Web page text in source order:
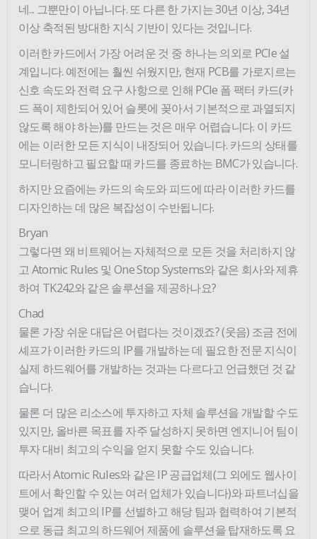
네... 그뿐만이 아닙니다. 또 다른 한 가지는 30년 이상, 34년
이상 축적된 방대한 지식 기반이 있다는 것입니다.
이러한 카드에서 가장 어려운 것 중 하나는 의외로 PCIe 설
계입니다. 예전에는 훨씬 쉬웠지만, 현재 PCB를 가로지르는
신호 속도와 전력 요구 사항으로 인해 PCIe 폼 팩터 카드(카
드 폭이 제한되어 있어 슬롯에 꽂아서 기본적으로 과열되지
않도록 해야 하는)를 만드는 것은 매우 어렵습니다. 이 카드
에는 이러한 모든 지식이 내장되어 있습니다. 카드의 상태를
모니터링하고 필요할 때 카드를 종료하는 BMC가 있습니다.
하지만 요즘에는 카드의 속도와 피드에 따라 이러한 카드를
디자인하는 데 많은 복잡성이 수반됩니다.
Bryan
그렇다면 왜 비트웨어는 자체적으로 모든 것을 처리하지 않
고 Atomic Rules 및 One Stop Systems와 같은 회사와 제휴
하여 TK242와 같은 솔루션을 제공하나요?
Chad
물론 가장 쉬운 대답은 어렵다는 것이겠죠? (웃음) 조금 전에
셰프가 이러한 카드의 IP를 개발하는 데 필요한 전문 지식이
실제 하드웨어를 개발하는 것과는 다르다고 언급했던 것 같
습니다.
물론 더 많은 리소스에 투자하고 자체 솔루션을 개발할 수도
있지만, 올바른 목표를 자주 달성하지 못하면 엔지니어 팀이
투자 대비 최고의 수익을 얻지 못할 수도 있습니다.
따라서 Atomic Rules와 같은 IP 공급업체(그 외에도 웹사이
트에서 확인할 수 있는 여러 업체가 있습니다)와 파트너십을
맺어 업계 최고의 IP를 선별하고 해당 팀과 협력하여 기본적
으로 동급 최고의 하드웨어 제품에 솔루션을 탑재하도록 요